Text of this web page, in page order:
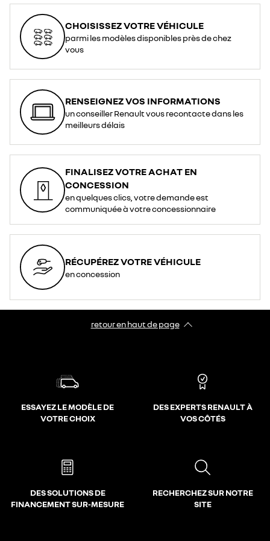
CHOISISSEZ VOTRE VÉHICULE
parmi les modèles disponibles près de chez
vous
RENSEIGNEZ VOS INFORMATIONS
un conseiller Renault vous recontacte dans les
meilleurs délais
FINALISEZ VOTRE ACHAT EN
CONCESSION
en quelques clics, votre demande est
communiquée à votre concessionnaire
RÉCUPÉREZ VOTRE VÉHICULE
en concession
retour en haut de page​
ESSAYEZ LE MODÈLE DE
VOTRE CHOIX
DES EXPERTS RENAULT À
VOS CÔTÉS
DES SOLUTIONS DE
FINANCEMENT SUR-MESURE
RECHERCHEZ SUR NOTRE
SITE